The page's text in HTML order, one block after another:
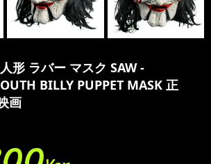
形 ラバー マスク SAW -
BILLY PUPPET MASK 正
画